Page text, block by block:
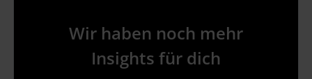
Wir haben noch mehr
Insights für dich